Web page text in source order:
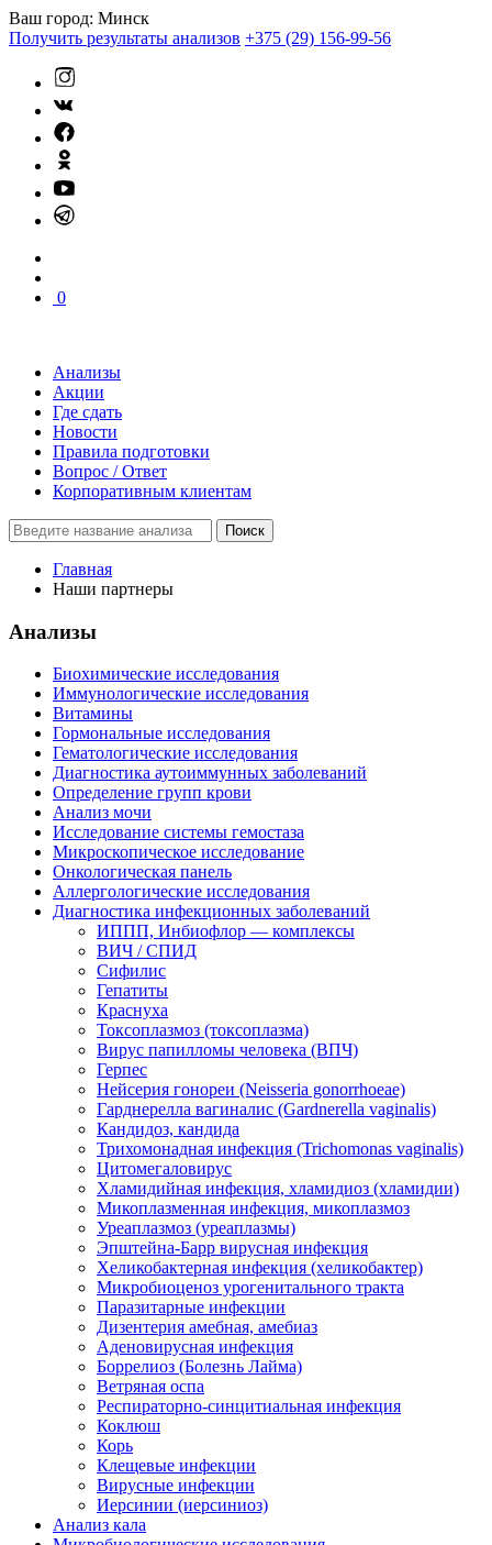
Ваш город: Минск
Получить результаты анализов +375 (29) 156-99-56
0
Анализы
Акции
Где сдать
Новости
Правила подготовки
Вопрос / Ответ
Корпоративным клиентам
Поиск
Главная
Наши партнеры
Анализы
Биохимические исследования
Иммунологические исследования
Витамины
Гормональные исследования
Гематологические исследования
Диагностика аутоиммунных заболеваний
Определение групп крови
Анализ мочи
Исследование системы гемостаза
Микроскопическое исследование
Онкологическая панель
Аллергологические исследования
Диагностика инфекционных заболеваний
ИППП, Инбиофлор — комплексы
ВИЧ / СПИД
Сифилис
Гепатиты
Краснуха
Токсоплазмоз (токсоплазма)
Вирус папилломы человека (ВПЧ)
Герпес
Нейсерия гонореи (Neisseria gonorrhoeae)
Гарднерелла вагиналис (Gardnerella vaginalis)
Кандидоз, кандида
Трихомонадная инфекция (Trichomonas vaginalis)
Цитомегаловирус
Хламидийная инфекция, хламидиоз (хламидии)
Микоплазменная инфекция, микоплазмоз
Уреаплазмоз (уреаплазмы)
Эпштейна-Барр вирусная инфекция
Хеликобактерная инфекция (хеликобактер)
Микробиоценоз урогенитального тракта
Паразитарные инфекции
Дизентерия амебная, амебиаз
Аденовирусная инфекция
Боррелиоз (Болезнь Лайма)
Ветряная оспа
Респираторно-синцитиальная инфекция
Коклюш
Корь
Клещевые инфекции
Вирусные инфекции
Иерсинии (иерсиниоз)
Анализ кала